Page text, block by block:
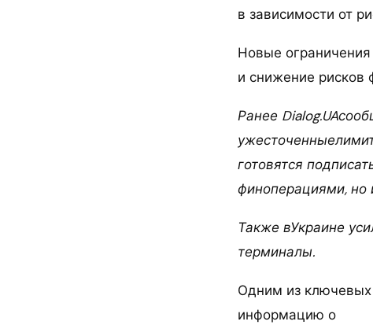
в зависимости от
Новые
и снижение рисков
Ранее
готовятся
финоперациями, но
Также вУкраине
терминалы.
Одним из
информацию о